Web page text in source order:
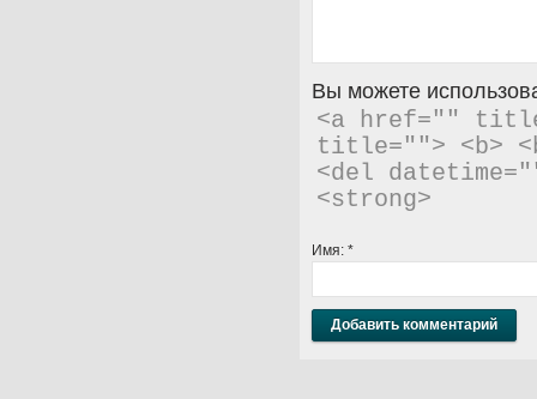
Вы можете
<a href=""
title=""> <b>
<del
<strong>
Имя: *